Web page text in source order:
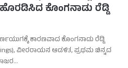
ಕೊಂಗನಾಡು ರೆಡ್ಡಿ
ಕಾರಣವಾದ ಕೊಂಗನಾಡು ರೆಡ್ಡಿ
ವೀರರಾಯನ ಆಡಳಿತ, ಪ್ರಥಮ ಚಿನ್ನದ